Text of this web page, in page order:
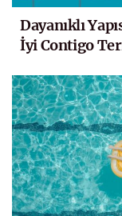
Dayanıklı
İyi Contigo